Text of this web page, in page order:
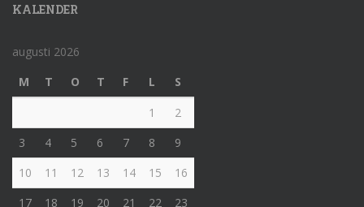
KALENDER
augusti 2026
M
T O T F L
S
1
2
3
4 5 6 7 8
9
10
11 12 13 14 15
16
17
18 19 20 21 22 23